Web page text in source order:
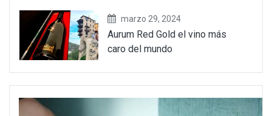
marzo 29, 2024
Aurum Red Gold el vino más
caro del mundo